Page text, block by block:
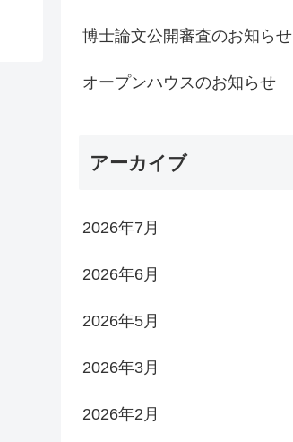
博士論文公開審査のお知らせ
オープンハウスのお知らせ
アーカイブ
2026年7月
2026年6月
2026年5月
2026年3月
2026年2月